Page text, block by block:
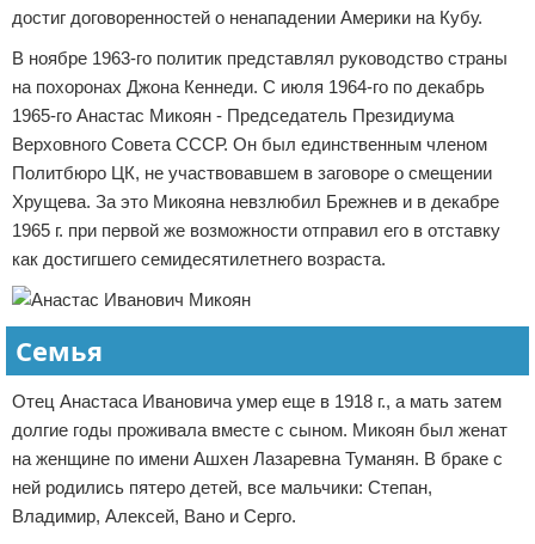
достиг договоренностей о ненападении Америки на Кубу.
В ноябре 1963-го политик представлял руководство страны
на похоронах Джона Кеннеди. С июля 1964-го по декабрь
1965-го Анастас Микоян - Председатель Президиума
Верховного Совета СССР. Он был единственным членом
Политбюро ЦК, не участвовавшем в заговоре о смещении
Хрущева. За это Микояна невзлюбил Брежнев и в декабре
1965 г. при первой же возможности отправил его в отставку
как достигшего семидесятилетнего возраста.
Семья
Отец Анастаса Ивановича умер еще в 1918 г., а мать затем
долгие годы проживала вместе с сыном. Микоян был женат
на женщине по имени Ашхен Лазаревна Туманян. В браке с
ней родились пятеро детей, все мальчики: Степан,
Владимир, Алексей, Вано и Серго.